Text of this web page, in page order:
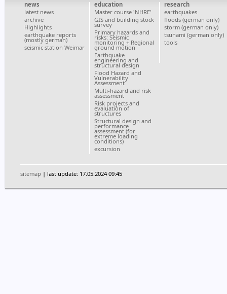
news
latest news
archive
Highlights
earthquake reports
(mostly german)
seismic station Weimar
education
Master course 'NHRE'
GIS and building stock
survey
Primary hazards and
risks: Seismic
monitoring + Regional
ground motion
Earthquake
engineering and
structural design
Flood Hazard and
Vulnerability
Assessment
Multi-hazard and risk
assessment
Risk projects and
evaluation of
structures
Structural design and
performance
assessment (for
extreme loading
conditions)
excursion
research
earthquakes
floods (german only)
storm (german only)
tsunami (german only)
tools
sitemap | last update: 17.05.2024 09:45